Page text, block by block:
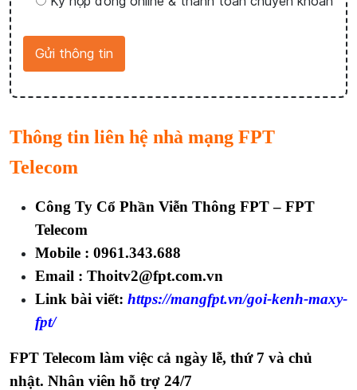
Thông tin liên hệ nhà mạng FPT
Telecom
Công Ty Cổ Phần Viễn Thông FPT – FPT
Telecom
Mobile : 0961.343.688
Email : Thoitv2@fpt.com.vn
Link bài viết: https://mangfpt.vn/goi-kenh-maxy-
fpt/
FPT Telecom làm việc cả ngày lễ, thứ 7 và chủ
nhật. Nhân viên hỗ trợ 24/7